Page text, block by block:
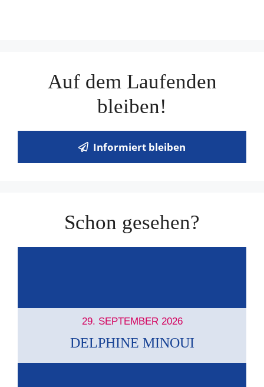
Auf dem Laufenden
bleiben!
Informiert bleiben
Schon gesehen?
29. SEPTEMBER 2026
DELPHINE MINOUI